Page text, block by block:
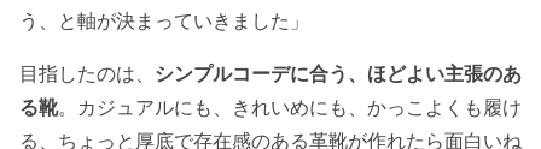
う、と軸が決まっていきました」
目指したのは、 シンプルコーデに合う、ほどよい主張のあ
る靴。カジュアルにも、きれいめにも、かっこよくも履け
る、ちょっと厚底で存在感のある革靴が作れたら面白いね